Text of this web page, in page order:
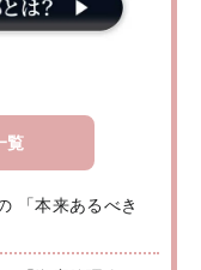
覧
「本来あるべき